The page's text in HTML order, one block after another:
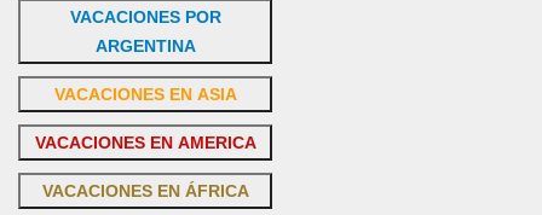
VACACIONES POR
ARGENTINA
VACACIONES EN ASIA
VACACIONES EN AMERICA
VACACIONES EN ÁFRICA